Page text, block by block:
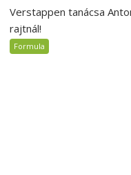
Verstappen tanácsa
rajtnál!
Formula